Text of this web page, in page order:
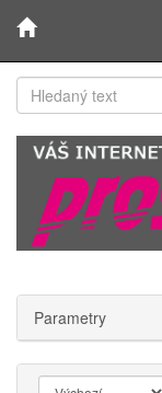
Parametry